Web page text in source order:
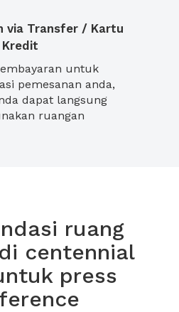
via Transfer / Kartu
Kredit
untuk
pemesanan anda,
dapat langsung
ruangan
ruang
centennial
press